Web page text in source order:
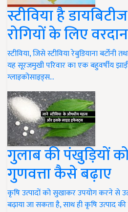
स्टीविया है
रोगियों के लिए वरदान
स्टीविया, जिसे स्टीविया रेबुडियाना बर्टोनी
यह सूरजमुखी परिवार का एक बहुवर्षीय
ग्लाइकोसाइड्स…
गुलाब की पंखुड़ियों
गुणवत्ता कैसे बढ़ाए
कृषि उत्पादों को सुखाकर उपयोग करने से
बढ़ाया जा सकता है, साथ ही कृषि उत्पाद